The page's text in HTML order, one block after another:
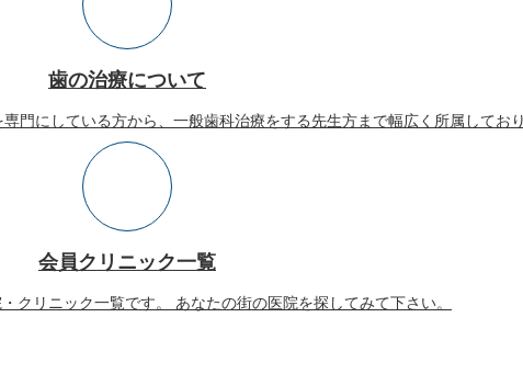
歯の治療について
門にしている方から、一般歯科治療をする先生方まで幅広く所属しており
会員クリニック一覧
クリニック一覧です。 あなたの街の医院を探してみて下さい。